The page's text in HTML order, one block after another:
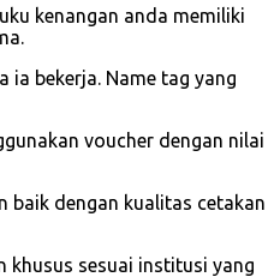
kenangan anda memiliki
bekerja. Name tag yang
voucher dengan nilai
baik dengan kualitas cetakan
khusus sesuai institusi yang